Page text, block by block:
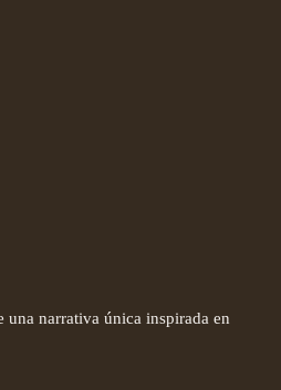
una narrativa única inspirada en